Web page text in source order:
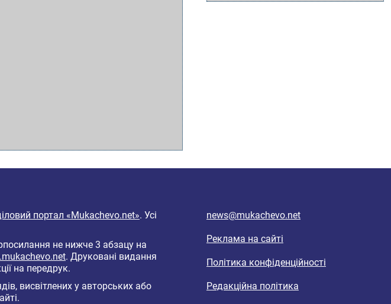
портал «Mukachevo.net». Усі
не нижче 3 абзацу на
. Друковані видання
на передрук.
висвітлених у авторських або
news@mukachevo.net
Реклама на сайті
Політика конфіденційності
Редакційна політика